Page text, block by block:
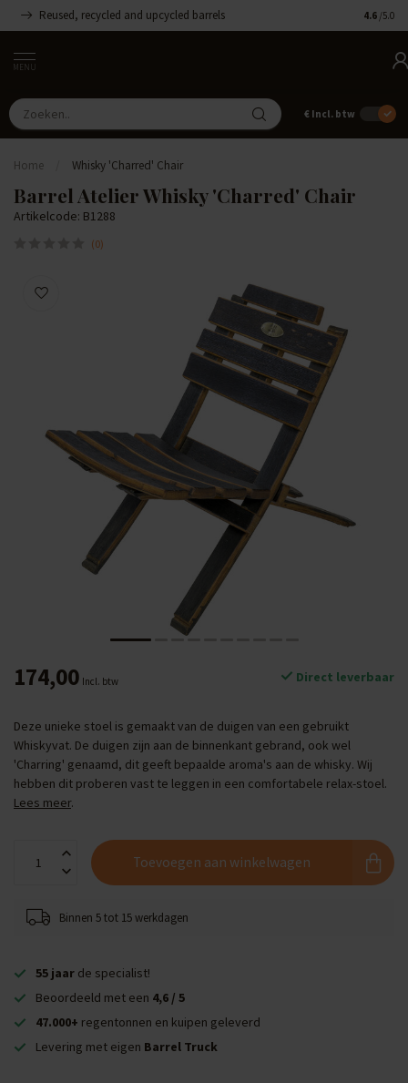
Reused, recycled and upcycled barrels 4.6 /5.0
MENU
€ Incl. btw
Home Whisky 'Charred' Chair
Barrel Atelier Whisky 'Charred' Chair
Artikelcode: B1288
(0)
174,00 Incl. btw Direct leverbaar
Deze unieke stoel is gemaakt van de duigen van een gebruikt
Whiskyvat. De duigen zijn aan de binnenkant gebrand, ook wel
'Charring' genaamd, dit geeft bepaalde aroma's aan de whisky. Wij
hebben dit proberen vast te leggen in een comfortabele relax-stoel.
Lees meer.
Toevoegen aan winkelwagen
Binnen 5 tot 15 werkdagen
55 jaar de specialist!
Beoordeeld met een 4,6 / 5
47.000+ regentonnen en kuipen geleverd
Levering met eigen Barrel Truck